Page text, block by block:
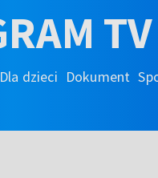
TV
Dla dzieci Dokument